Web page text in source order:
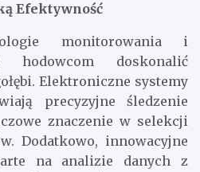
Efektywność
monitorowania i
hodowcom doskonalić
Elektroniczne systemy
precyzyjne śledzenie
znaczenie w selekcji
Dodatkowo, innowacyjne
na analizie danych z